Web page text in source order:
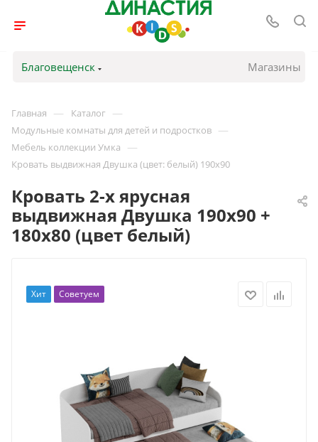
Благовещенск Магазины
Главная — Каталог —
Модульные комнаты для детей и подростков —
Мебель коллекции Умка —
Кровать выдвижная Двушка (цвет: белый) 190х90
Кровать 2-х ярусная
выдвижная Двушка 190х90 +
180х80 (цвет белый)
Хит Советуем